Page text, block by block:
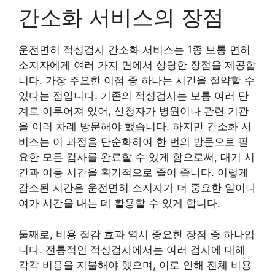
간소화 서비스의 장점
운전면허 적성검사 간소화 서비스는 1종 보통 면허
소지자에게 여러 가지 면에서 상당한 장점을 제공합
니다. 가장 주요한 이점 중 하나는 시간을 절약할 수
있다는 점입니다. 기존의 적성검사는 보통 여러 단
계로 이루어져 있어, 신청자가 병원이나 관련 기관
을 여러 차례 방문해야 했습니다. 하지만 간소화 서
비스는 이 과정을 단순화하여 한 번의 방문으로 필
요한 모든 검사를 완료할 수 있게 함으로써, 대기 시
간과 이동 시간을 획기적으로 줄여 줍니다. 이렇게
감소된 시간은 운전면허 소지자가 더 중요한 일이나
여가 시간을 내는 데 활용할 수 있게 합니다.
둘째로, 비용 절감 효과 역시 중요한 장점 중 하나입
니다. 전통적인 적성검사에서는 여러 검사에 대해
각각 비용을 지불해야 했으며, 이로 인해 전체 비용